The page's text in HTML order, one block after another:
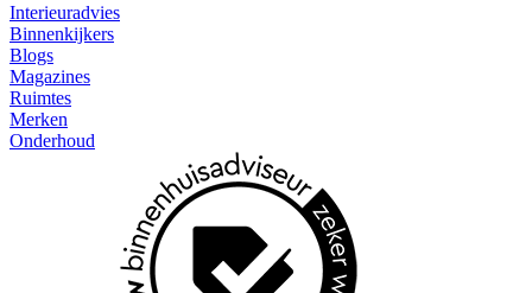
Interieuradvies
Binnenkijkers
Blogs
Magazines
Ruimtes
Merken
Onderhoud